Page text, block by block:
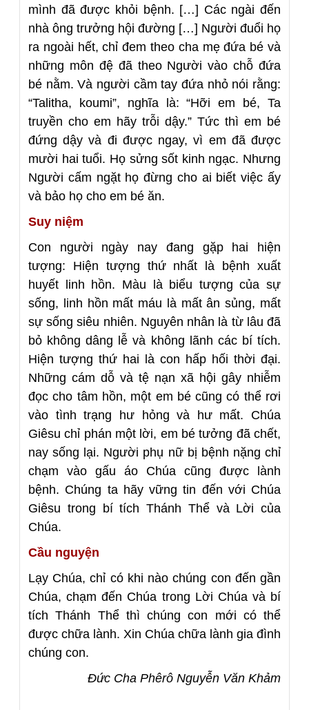
mình đã được khỏi bệnh. […] Các ngài đến
nhà ông trưởng hội đường […] Người đuổi họ
ra ngoài hết, chỉ đem theo cha mẹ đứa bé và
những môn đệ đã theo Người vào chỗ đứa
bé nằm. Và người cầm tay đứa nhỏ nói rằng:
“Talitha, koumi”, nghĩa là: “Hỡi em bé, Ta
truyền cho em hãy trỗi dậy.” Tức thì em bé
đứng dậy và đi được ngay, vì em đã được
mười hai tuổi. Họ sửng sốt kinh ngạc. Nhưng
Người cấm ngặt họ đừng cho ai biết việc ấy
và bảo họ cho em bé ăn.
Suy niệm
Con người ngày nay đang gặp hai hiện
tượng: Hiện tượng thứ nhất là bệnh xuất
huyết linh hồn. Màu là biểu tượng của sự
sống, linh hồn mất máu là mất ân sủng, mất
sự sống siêu nhiên. Nguyên nhân là từ lâu đã
bỏ không dâng lễ và không lãnh các bí tích.
Hiện tượng thứ hai là con hấp hối thời đại.
Những cám dỗ và tệ nạn xã hội gây nhiễm
đọc cho tâm hồn, một em bé cũng có thể rơi
vào tình trạng hư hỏng và hư mất. Chúa
Giêsu chỉ phán một lời, em bé tưởng đã chết,
nay sống lại. Người phụ nữ bị bệnh nặng chỉ
chạm vào gấu áo Chúa cũng được lành
bệnh. Chúng ta hãy vững tin đến với Chúa
Giêsu trong bí tích Thánh Thể và Lời của
Chúa.
Cầu nguyện
Lạy Chúa, chỉ có khi nào chúng con đến gần
Chúa, chạm đến Chúa trong Lời Chúa và bí
tích Thánh Thể thì chúng con mới có thể
được chữa lành. Xin Chúa chữa lành gia đình
chúng con.
Đức Cha Phêrô Nguyễn Văn Khảm